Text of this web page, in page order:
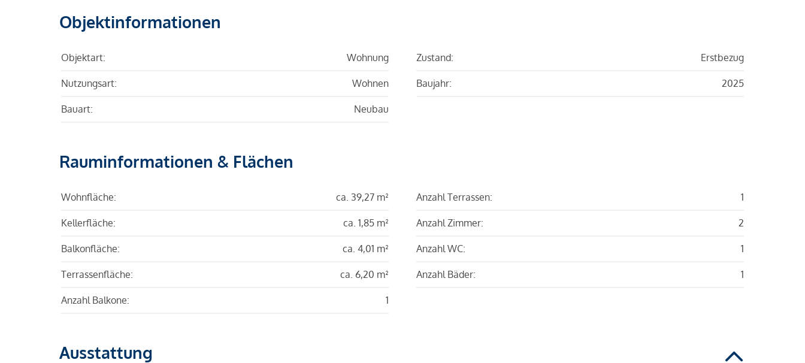
Objektinformationen
Objektart: Wohnung
Nutzungsart: Wohnen
Bauart: Neubau
Zustand: Erstbezug
Baujahr: 2025
Rauminformationen & Flächen
Wohnfläche: ca. 39,27 m²
Kellerfläche: ca. 1,85 m²
Balkonfläche: ca. 4,01 m²
Terrassenfläche: ca. 6,20 m²
Anzahl Balkone: 1
Anzahl Terrassen: 1
Anzahl Zimmer: 2
Anzahl WC: 1
Anzahl Bäder: 1
Ausstattung